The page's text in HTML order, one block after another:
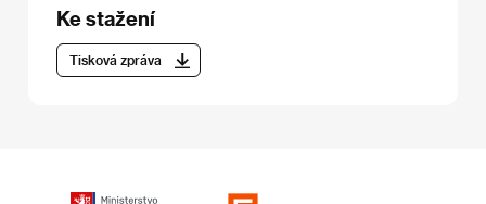
Ke stažení
Tisková zpráva